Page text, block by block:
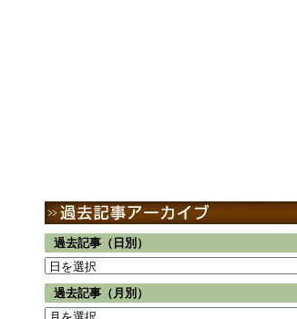
過去記事（日別）
過去記事（月別）